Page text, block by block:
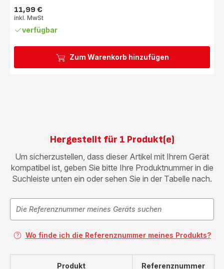
Zum Warenkorb hinzufügen
Preis
11,99 €
inkl. MwSt
verfügbar
Hergestellt für 1 Produkt(e)
Um sicherzustellen, dass dieser Artikel mit Ihrem Gerät
kompatibel ist, geben Sie bitte Ihre Produktnummer in die
Suchleiste unten ein oder sehen Sie in der Tabelle nach.
Wo finde ich die Referenznummer meines Produkts?
Produkt Referenznummer